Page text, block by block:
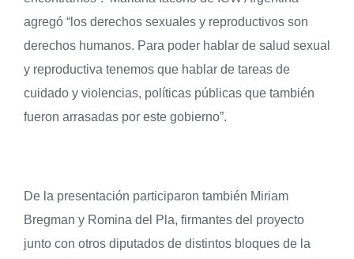
agregó “los derechos sexuales y reproductivos son
derechos humanos. Para poder hablar de salud sexual
y reproductiva tenemos que hablar de tareas de
cuidado y violencias, políticas públicas que también
fueron arrasadas por este gobierno”.
De la presentación participaron también Miriam
Bregman y Romina del Pla, firmantes del proyecto
junto con otros diputados de distintos bloques de la